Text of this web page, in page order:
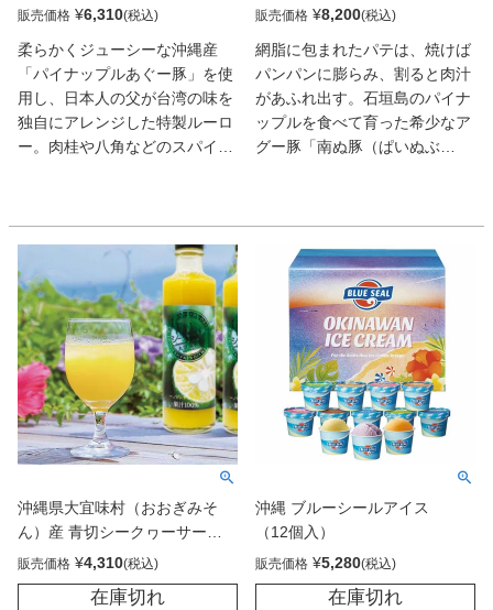
倍増！日本人の舌にも合う、本
し上がりください。
腹いっぱい食べてもらいたい願
と、ちまきの由来である沖縄と
台湾の文化は似ていて、素晴ら
しい食材がいっぱい。日本のお
せち料理のように、ひとつひと
つに意味があるのでちまきは縁
・あぐ～豚「すべてにおいて最
高の幸運を！」沖縄の母が思う
一番おいしいあぐ～豚を使用し
ています。
・干し椎茸「長寿の縁起物」お
もてなしの心からきれいな形の
干し椎茸を切らずに入れていま
・うずら「金運や健康アップ」
子供達が大好きなたまご。
・落花生「長生きの種」ラッキ
生が入っているかも！。
・スルメ「子供達が元気に育ち
ますように」と願いが込められ
たスルメはちまきの隠し味。
販売価格 ¥6,310
柔らかくジューシーな沖縄産
「パイナップルあぐー豚」を使
用し、日本人の父が台湾の味を
独自にアレンジした特製ルーロ
ー。肉桂や八角などのスパイス
ンズとの相性抜群！卵や野菜の
トッピングでさらに美味しさア
ップ。日本と台湾の味が融合し
たこだわりの一品をぜひお試し
ください。
販売価格 ¥8,200
網脂に包まれたパテは、焼けば
パンパンに膨らみ、割ると肉汁
があふれ出す。石垣島のパイナ
ップルを食べて育った希少なア
グー豚「南ぬ豚（ぱいぬぶ
よい脂の甘みも心地いい。
沖縄県大宜味村（おおぎみそ
ん）産 青切シークヮーサー
100％ジュース（270ml）2本セ
ット
販売価格 ¥4,310
在庫切れ
沖縄 ブルーシールアイス
（12個入）
販売価格 ¥5,280
在庫切れ